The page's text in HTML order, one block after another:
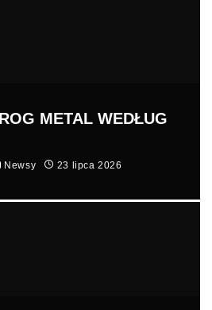
METAL WEDŁUG
Newsy 23 lipca 2026